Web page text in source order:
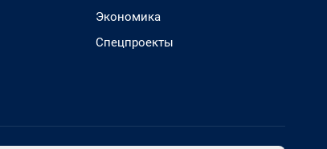
Экономика
Спецпроекты